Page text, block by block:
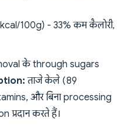
100g) - 33% कम कैलोरी,
के through sugars
ताजे केले (89
और बिना processing
करते हैं।